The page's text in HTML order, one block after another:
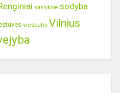
saslykine sodyba
viesbutis Vilnius